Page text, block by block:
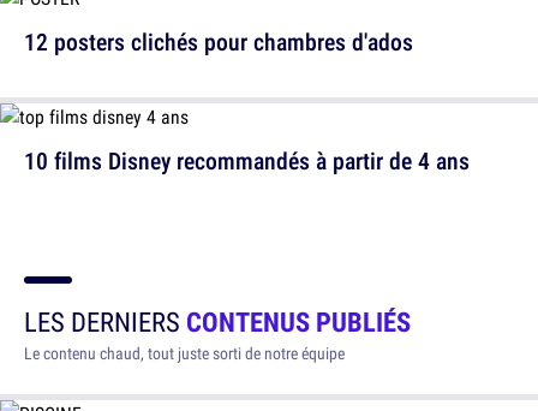
10 films Disney recommandés à partir de 4 ans
12 posters clichés pour chambres d'ados
LES DERNIERS CONTENUS PUBLIÉS
Le contenu chaud, tout juste sorti de notre équipe